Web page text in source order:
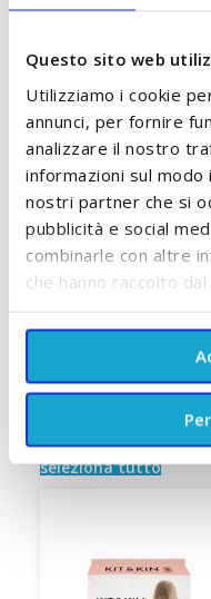
Questo sito web
Utilizziamo i cookie
annunci, per fornire
analizzare il nostro
informazioni sul
nostri partner che si
pubblicità e social
combinarle con altre
che hanno raccolto
COMPOSIZIONE
DOVE SI BUTTANO
GUIDA ALLE TAGLIE
TRUSTPILOT
POTREBBE
Controlla gli articoli da
seleziona tutto